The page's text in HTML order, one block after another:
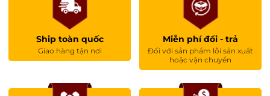
Ship toàn quốc
Giao hàng tận nơi
Miễn phí đổi - trả
Đối với sản phẩm lỗi sản xuất
hoặc vận chuyển